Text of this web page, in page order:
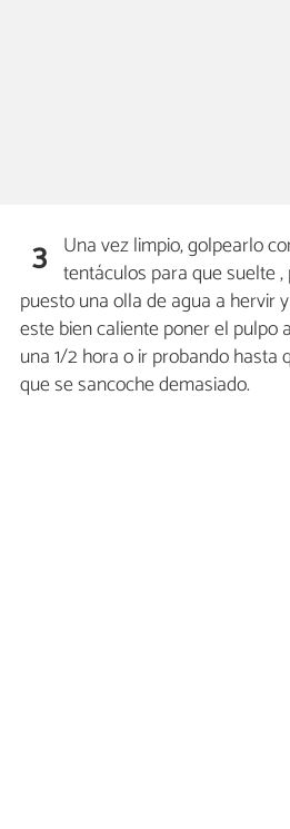
3 Una vez limpio, golpearlo
tentáculos para que suelte
puesto una olla de agua a hervir
este bien caliente poner el pulpo
una 1/2 hora o ir probando hasta
que se sancoche demasiado.